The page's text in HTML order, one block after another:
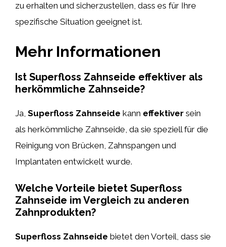
zu erhalten und sicherzustellen, dass es für Ihre
spezifische Situation geeignet ist.
Mehr Informationen
Ist Superfloss Zahnseide effektiver als
herkömmliche Zahnseide?
Ja, Superfloss Zahnseide kann effektiver sein
als herkömmliche Zahnseide, da sie speziell für die
Reinigung von Brücken, Zahnspangen und
Implantaten entwickelt wurde.
Welche Vorteile bietet Superfloss
Zahnseide im Vergleich zu anderen
Zahnprodukten?
Superfloss Zahnseide bietet den Vorteil, dass sie